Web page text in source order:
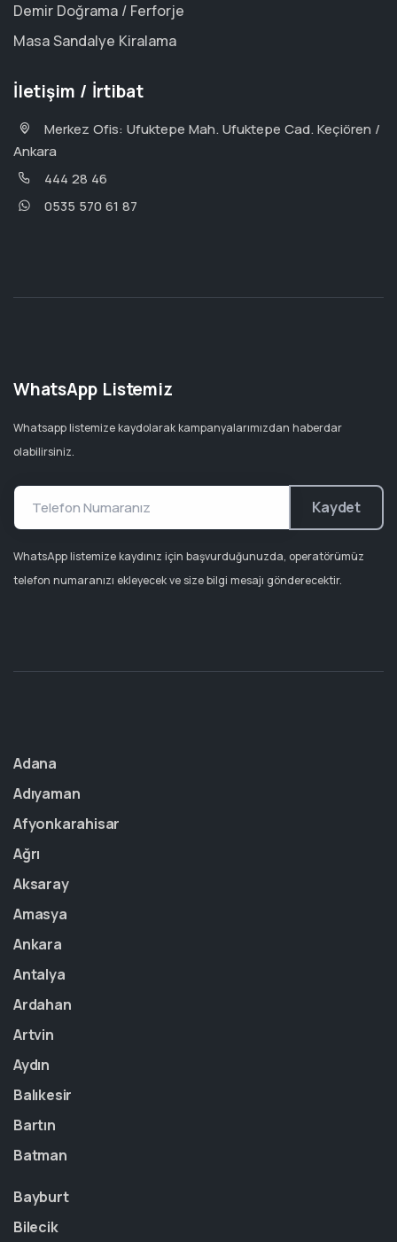
Demir Doğrama / Ferforje
Masa Sandalye Kiralama
İletişim / İrtibat
Merkez Ofis: Ufuktepe Mah. Ufuktepe Cad. Keçiören /
Ankara
444 28 46
0535 570 61 87
WhatsApp Listemiz
Whatsapp listemize kaydolarak kampanyalarımızdan haberdar
olabilirsiniz.
Kaydet
WhatsApp listemize kaydınız için başvurduğunuzda, operatörümüz
telefon numaranızı ekleyecek ve size bilgi mesajı gönderecektir.
Adana
Adıyaman
Afyonkarahisar
Ağrı
Aksaray
Amasya
Ankara
Antalya
Ardahan
Artvin
Aydın
Balıkesir
Bartın
Batman
Bayburt
Bilecik